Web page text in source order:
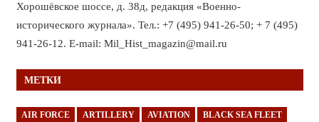
Хорошёвское шоссе, д. 38д, редакция «Военно-
исторического журнала». Тел.: +7 (495) 941-26-50; + 7 (495)
941-26-12. E-mail: Mil_Hist_magazin@mail.ru
МЕТКИ
AIR FORCE ARTILLERY AVIATION BLACK SEA FLEET